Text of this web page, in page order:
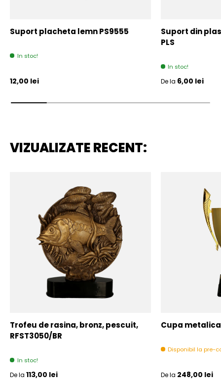
Suport placheta lemn PS9555
In stoc!
Pret initial
12,00 lei
Suport din
PLS
In stoc!
Pret initial
De la 6,00 lei
VIZUALIZATE RECENT:
Trofeu de rasina, bronz, pescuit,
RFST3050/BR
In stoc!
Pret initial
De la 113,00 lei
Cupa
Disponibil la pre-
Pret initial
De la 248,00 lei